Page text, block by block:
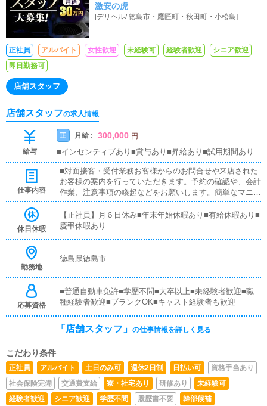
激安の虎
[デリヘル/徳島市・鷹匠町・秋田町・小松島]
正社員 アルバイト 女性歓迎 未経験可 経験者歓迎
シニア歓迎
即日勤務可
店舗スタッフ
店舗スタッフの求人情報
給与
正 月給 : 300,000 円
■インセンティブあり■賞与あり■昇給あり■試用期間あり
仕事内容
■対面接客・受付業務お客様からのお問合せや来店された
お客様の案内を行っていただきます。予約の確認や、会計
作業、注意事項の喚起などをお願いします。簡単なマニュ
アルや、先輩スタッフに付いて業務内容を見ながら徐々に
覚えていただきますので、未経験の方でも安心して働けま
す。■PC更新業務ヘブンネットなど、ポータルサイト等の
はボタンを押すだけや、ブログの更新時に簡単に文字が入
きます。■清掃・備品管理お客様やキャストの方に快適に
お過ごしいただくため、店内の清掃や備品の管理・補充を
行っていただきます。
休日休暇
【正社員】月６日休み■年末年始休暇あり■有給休暇あり■
慶弔休暇あり
勤務地
徳島県徳島市
応募資格
■普通自動車免許■学歴不問■大卒以上■未経験者歓迎■職
種経験者歓迎■ブランクOK■キャスト経験者も歓迎
「店舗スタッフ」 の仕事情報を詳しく見る
こだわり条件
正社員 アルバイト 土日のみ可 週休2日制 日払い可
資格手当あり
社会保険完備
交通費支給 寮・社宅あり 研修あり
未経験可
経験者歓迎
シニア歓迎 学歴不問 履歴書不要
幹部候補